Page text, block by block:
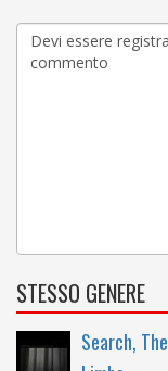
STESSO GENERE
Search, The